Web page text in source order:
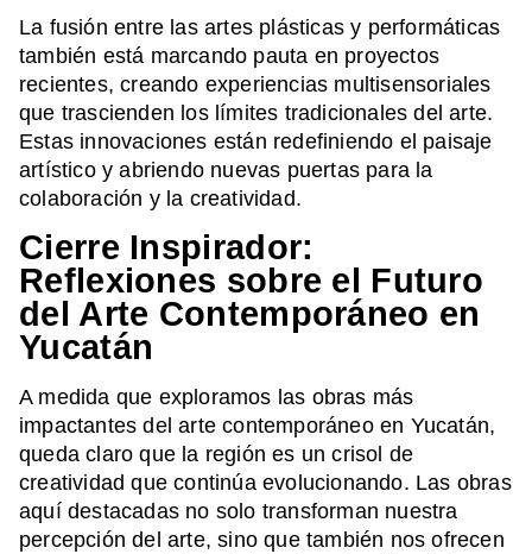
La fusión entre las artes plásticas y performáticas
también está marcando pauta en proyectos
recientes, creando experiencias multisensoriales
que trascienden los límites tradicionales del arte.
Estas innovaciones están redefiniendo el paisaje
artístico y abriendo nuevas puertas para la
colaboración y la creatividad.
Cierre Inspirador:
Reflexiones sobre el Futuro
del Arte Contemporáneo en
Yucatán
A medida que exploramos las obras más
impactantes del arte contemporáneo en Yucatán,
queda claro que la región es un crisol de
creatividad que continúa evolucionando. Las obras
aquí destacadas no solo transforman nuestra
percepción del arte, sino que también nos ofrecen